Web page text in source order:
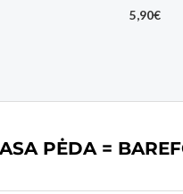
5,90€
PĖDA =